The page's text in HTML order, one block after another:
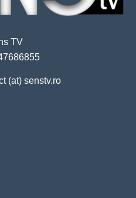
TV
(at) senstv.ro